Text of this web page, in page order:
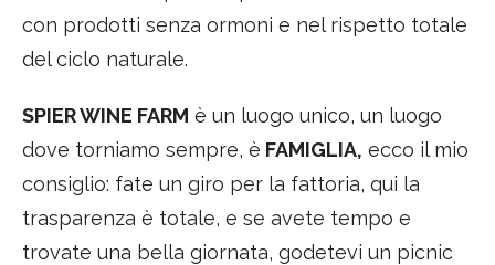
con prodotti senza ormoni e nel rispetto totale
del ciclo naturale.
SPIER WINE FARM è un luogo unico, un luogo
dove torniamo sempre, è FAMIGLIA, ecco il mio
consiglio: fate un giro per la fattoria, qui la
trasparenza è totale, e se avete tempo e
trovate una bella giornata, godetevi un picnic